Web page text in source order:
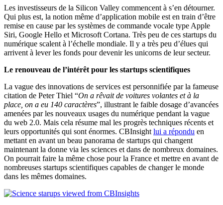
Les investisseurs de la Silicon Valley commencent à s’en détourner.
Qui plus est, la notion même d’application mobile est en train d’être
remise en cause par les systèmes de commande vocale type Apple
Siri, Google Hello et Microsoft Cortana. Très peu de ces startups du
numérique scalent à l’échelle mondiale. Il y a très peu d’élues qui
arrivent à lever les fonds pour devenir les unicorns de leur secteur.
Le renouveau de l’intérêt pour les startups scientifiques
La vague des innovations de services est personnifiée par la fameuse
citation de Peter Thiel “On a rêvait de voitures volantes et à la
place, on a eu 140 caractères”, illustrant le faible dosage d’avancées
amenées par les nouveaux usages du numérique pendant la vague
du web 2.0. Mais cela résume mal les progrès techniques récents et
leurs opportunités qui sont énormes. CBInsight lui a répondu en
mettant en avant un beau panorama de startups qui changent
maintenant la donne via les sciences et dans de nombreux domaines.
On pourrait faire la même chose pour la France et mettre en avant de
nombreuses startups scientifiques capables de changer le monde
dans les mêmes domaines.